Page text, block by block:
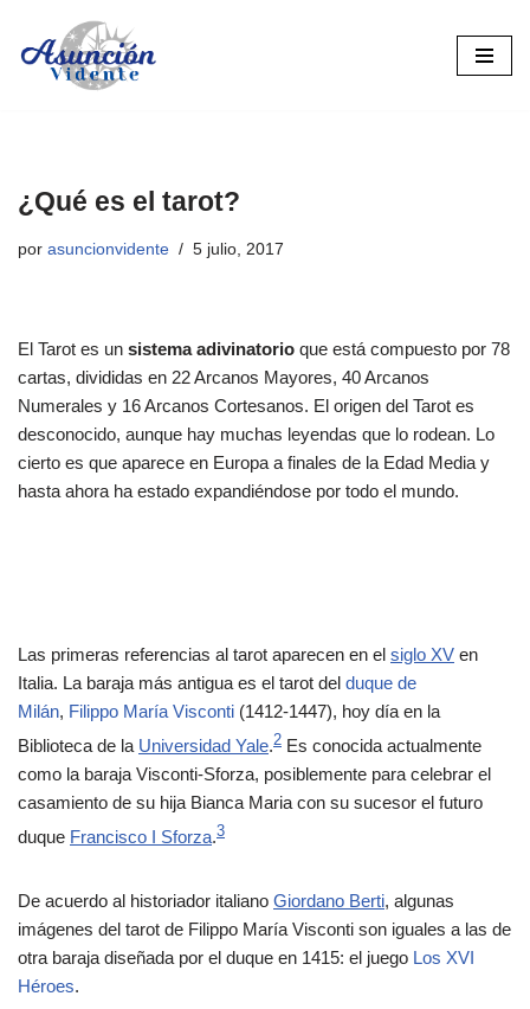
Saltar
¿Qué es el tarot?
por asuncionvidente 5 julio, 2017
El Tarot es un sistema adivinatorio que está compuesto por 78
cartas, divididas en 22 Arcanos Mayores, 40 Arcanos
Numerales y 16 Arcanos Cortesanos. El origen del Tarot es
desconocido, aunque hay muchas leyendas que lo rodean. Lo
cierto es que aparece en Europa a finales de la Edad Media y
hasta ahora ha estado expandiéndose por todo el mundo.
Las primeras referencias al tarot aparecen en el siglo XV en
Italia. La baraja más antigua es el tarot del duque de
Milán, Filippo María Visconti (1412-1447), hoy día en la
Biblioteca de la Universidad Yale.2 Es conocida actualmente
como la baraja Visconti-Sforza, posiblemente para celebrar el
casamiento de su hija Bianca Maria con su sucesor el futuro
duque Francisco I Sforza.3
De acuerdo al historiador italiano Giordano Berti, algunas
imágenes del tarot de Filippo María Visconti son iguales a las de
otra baraja diseñada por el duque en 1415: el juego Los XVI
Héroes.